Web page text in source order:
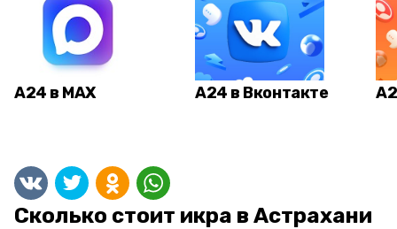
А24 в MAX А24 в Вконтакте
Сколько стоит икра в Астрахани